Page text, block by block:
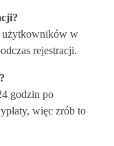
użytkowników w
rejestracji.
godzin po
więc zrób to